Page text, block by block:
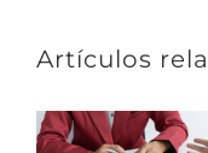
Artículos